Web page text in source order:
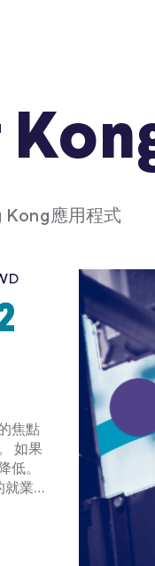
Kong應用程式
焦點
如果
低。
就業…